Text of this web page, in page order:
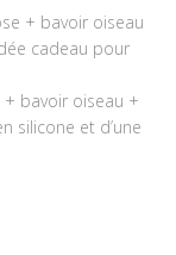
+ bavoir oiseau
cadeau pour
bavoir oiseau +
silicone et d’une